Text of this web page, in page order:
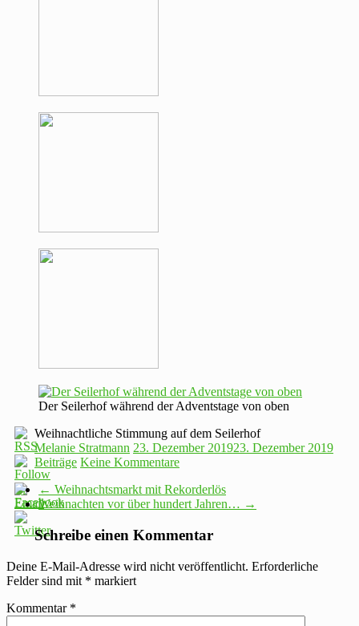
Der Seilerhof während der Adventstage von oben
Weihnachtliche Stimmung auf dem Seilerhof
Melanie Stratmann 23. Dezember 201923. Dezember 2019
Beiträge Keine Kommentare
← Weihnachtsmarkt mit Rekorderlös
Weihnachten vor über hundert Jahren… →
Schreibe einen Kommentar
Deine E-Mail-Adresse wird nicht veröffentlicht. Erforderliche
Felder sind mit * markiert
Kommentar *